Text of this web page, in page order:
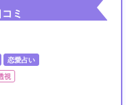
ミ
恋愛占い
視